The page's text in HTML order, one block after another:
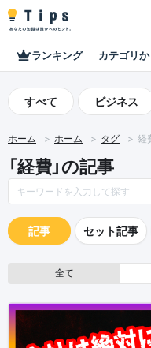
ランキング カテゴリ
すべて ビジネス
ホーム ホーム タグ 経
「経費」の記事
記事 セット記事
全て